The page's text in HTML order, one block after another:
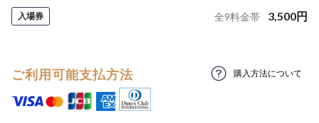
入場券 全9料金帯 3,500円
ご利用可能支払方法 購入方法について